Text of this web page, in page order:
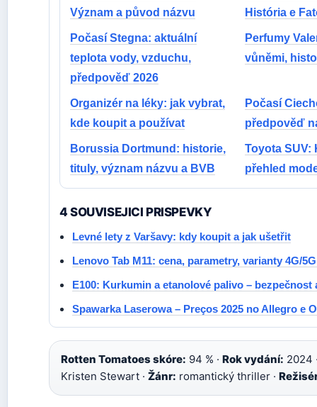
Význam a původ názvu
História e
Počasí Stegna: aktuální
teplota vody, vzduchu,
předpověď 2026
Perfumy
vůněmi,
Organizér na léky: jak vybrat,
kde koupit a používat
Počasí
předpověď
Borussia Dortmund: historie,
tituly, význam názvu a BVB
Toyota SUV:
přehled
4 SOUVISEJICI PRISPEVKY
Levné lety z Varšavy: kdy koupit a jak ušetřit
Lenovo Tab M11: cena, parametry, varianty 4G/
E100: Kurkumin a etanolové palivo – bezpečnost
Spawarka Laserowa – Preços 2025 no Allegro e
Rotten Tomatoes skóre: 94 % · Rok vydání: 2024
Kristen Stewart · Žánr: romantický thriller ·